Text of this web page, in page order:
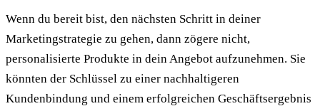
Wenn du bereit bist, den nächsten Schritt in deiner
Marketingstrategie zu gehen, dann zögere nicht,
personalisierte Produkte in dein Angebot aufzunehmen. Sie
könnten der Schlüssel zu einer nachhaltigeren
Kundenbindung und einem erfolgreichen Geschäftsergebnis